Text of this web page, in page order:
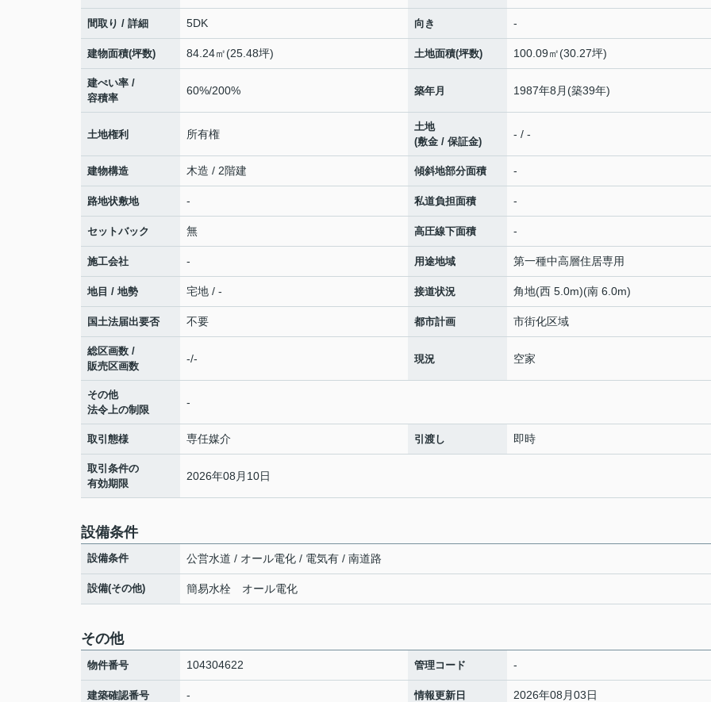
間取り / 詳細 5DK 向き -
建物面積(坪数) 84.24㎡(25.48坪) 土地面積(坪数) 100.09㎡(30.27坪)
建ぺい率 /
容積率
60%/200% 築年月 1987年8月(築39年)
土地権利 所有権
土地
(敷金 / 保証金)
- / -
建物構造 木造 / 2階建 傾斜地部分面積 -
路地状敷地 - 私道負担面積 -
セットバック 無 高圧線下面積 -
施工会社 - 用途地域 第一種中高層住居専用
地目 / 地勢 宅地 / - 接道状況 角地(西 5.0m)(南 6.0m)
国土法届出要否 不要 都市計画 市街化区域
総区画数 /
販売区画数
-/- 現況 空家
その他
法令上の制限
-
取引態様 専任媒介 引渡し 即時
取引条件の
有効期限
2026年08月10日
設備条件
設備条件 公営水道 / オール電化 / 電気有 / 南道路
設備(その他) 簡易水栓 オール電化
その他
物件番号 104304622 管理コード -
建築確認番号 - 情報更新日 2026年08月03日